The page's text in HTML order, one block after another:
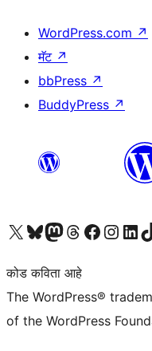
WordPress.com ↗
मॅट ↗
bbPress ↗
BuddyPress ↗
आमच्या X (एक्स) (पूर्वीचे ट्विटर) खात्याला भेट द्या आमच्या ब्लूस्की खात्याला भेट द्या.आमच्या Mastodon खात्याला भेट द्या.आमच्या थ्रेड्स खात्याला भेट द्या. आमच्या फेसबुक पेजला भेट द्या आमच्या इंस्टाग्राम खात्याला भेट द्या आमच्या लिंक्डइन खात्याला भेट द्या आमच्या
कोड कविता आहे
The WordPress®
of the WordPress